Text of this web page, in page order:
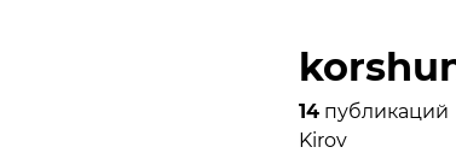
14 публикаций
Kirov